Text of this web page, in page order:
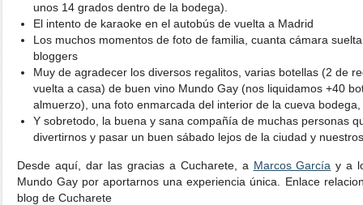
unos 14 grados dentro de la bodega).
El intento de karaoke en el autobús de vuelta a Madrid
Los muchos momentos de foto de familia, cuanta cámara
bloggers
Muy de agradecer los diversos regalitos, varias botellas (2 de
vuelta a casa) de buen vino Mundo Gay (nos liquidamos +40
almuerzo), una foto enmarcada del interior de la cueva
Y sobretodo, la buena y sana compañía de muchas personas
divertirnos y pasar un buen sábado lejos de la ciudad y
Desde aquí, dar las gracias a Cucharete, a Marcos García y a
Mundo Gay por aportarnos una experiencia única. Enlace
blog de Cucharete